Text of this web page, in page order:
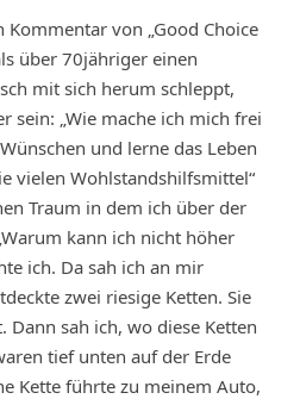
Kommentar von „Good Choice
über 70jähriger einen
mit sich herum schleppt,
sein: „Wie mache ich mich frei
und lerne das Leben
vielen Wohlstandshilfsmittel“
Traum in dem ich über der
kann ich nicht höher
ich. Da sah ich an mir
zwei riesige Ketten. Sie
Dann sah ich, wo diese Ketten
tief unten auf der Erde
Kette führte zu meinem Auto,